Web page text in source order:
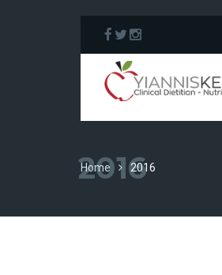
2016
Home 2016